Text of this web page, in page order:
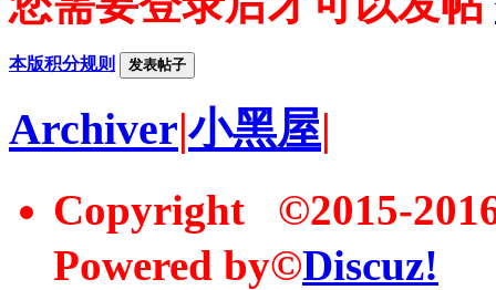
本版积分规则 发表帖子
Archiver|小黑屋|
Copyright ©2015-
Powered by©Discuz!